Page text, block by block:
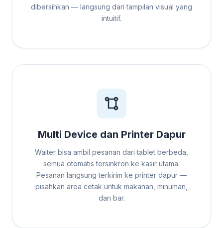
dibersihkan — langsung dari tampilan visual yang
intuitif.
Multi Device dan Printer Dapur
Waiter bisa ambil pesanan dari tablet berbeda,
semua otomatis tersinkron ke kasir utama.
Pesanan langsung terkirim ke printer dapur —
pisahkan area cetak untuk makanan, minuman,
dan bar.